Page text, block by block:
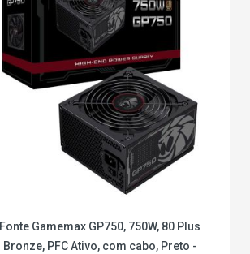
Fonte Gamemax GP750, 750W, 80 Plus
Bronze, PFC Ativo, com cabo, Preto -